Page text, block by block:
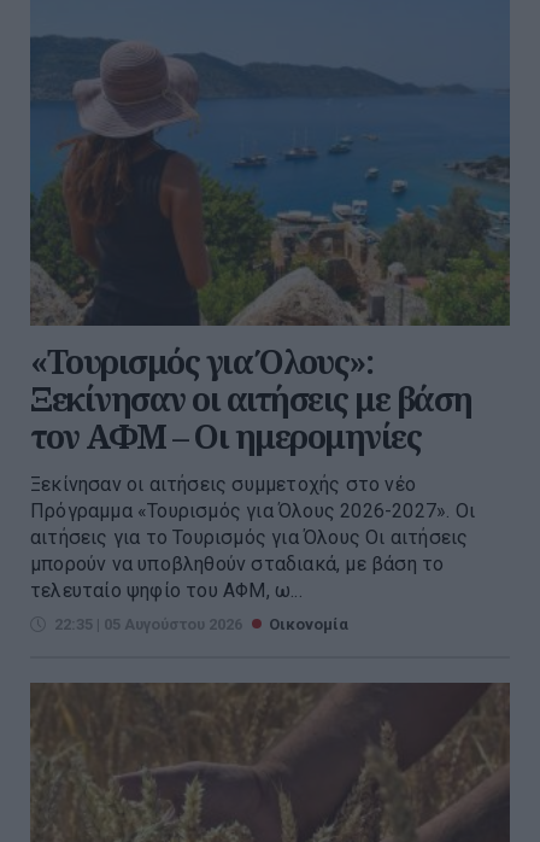
«Τουρισμός για Όλους»:
Ξεκίνησαν οι αιτήσεις με βάση
τον ΑΦΜ – Οι ημερομηνίες
Ξεκίνησαν οι αιτήσεις συμμετοχής στο νέο
Πρόγραμμα «Τουρισμός για Όλους 2026-2027». Οι
αιτήσεις για το Τουρισμός για Όλους Οι αιτήσεις
μπορούν να υποβληθούν σταδιακά, με βάση το
τελευταίο ψηφίο του ΑΦΜ, ω...
22:35 | 05 Αυγούστου 2026 Οικονομία